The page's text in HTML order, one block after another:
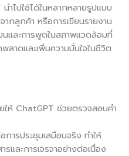
นำไปใช้ได้ในหลากหลายรูปแบบ
ากลูกค้า หรือการเขียนรายงาน
นและการพูดในสภาพแวดล้อมที่
าดและเพิ่มความมั่นใจในชีวิต
ให้ ChatGPT ช่วยตรวจสอบคำ
ารประชุมเสมือนจริง ทำให้
และการเจรจาอย่างต่อเนื่อง